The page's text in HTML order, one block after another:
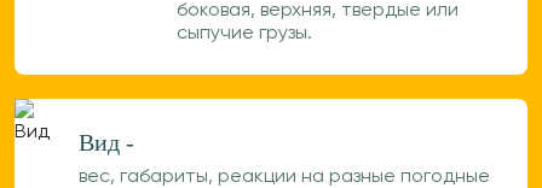
боковая, верхняя, твердые или
сыпучие грузы.
Вид -
вес, габариты, реакции на разные погодные